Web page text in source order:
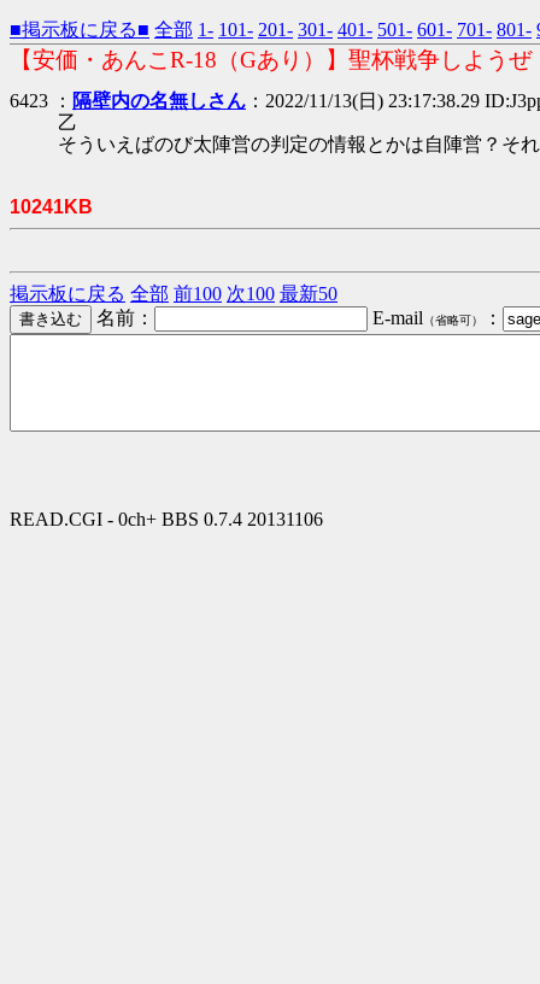
■掲示板に戻る■ 全部 1- 101- 201- 301- 401- 501- 601- 701- 801-
【安価・あんこR-18（Gあり）】聖杯戦争しよう
6423 ： 隔壁内の名無しさん ：2022/11/13(日) 23:17:38.29
乙
そういえばのび太陣営の判定の情報とかは自陣営？そ
10241KB
掲示板に戻る 全部 前100 次100 最新50
名前：
E-mail （省略可） ：
READ.CGI - 0ch+ BBS 0.7.4 20131106